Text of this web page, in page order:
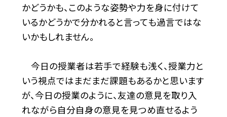
かどうかも、このような姿勢や力を身に付けて
いるかどうかで分かれると言っても過言ではな
いかもしれません。
今日の授業者は若手で経験も浅く、授業力と
いう視点ではまだまだ課題もあるかと思います
が、今日の授業のように、友達の意見を取り入
れながら自分自身の意見を見つめ直せるよう